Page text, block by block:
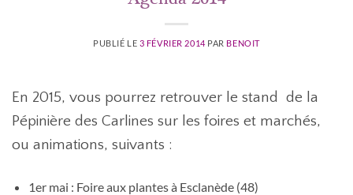
PUBLIÉ LE 3 FÉVRIER 2014 PAR BENOIT
En 2015, vous pourrez retrouver le stand de la
Pépinière des Carlines sur les foires et marchés,
ou animations, suivants :
1er mai : Foire aux plantes à Esclanède (48)